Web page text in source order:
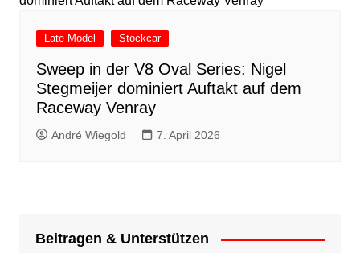
Late Model Stockcar
Sweep in der V8 Oval Series: Nigel
Stegmeijer dominiert Auftakt auf dem
Raceway Venray
André Wiegold 7. April 2026
Beitragen & Unterstützen